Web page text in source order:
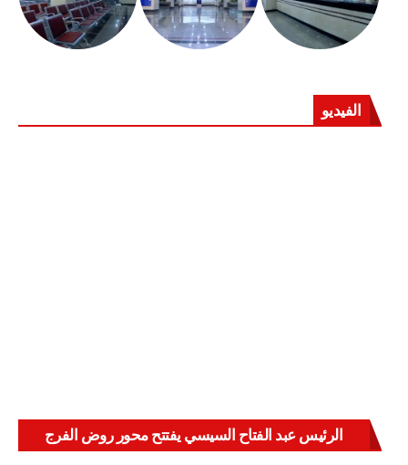
الفيديو
الرئيس عبد الفتاح السيسي يفتتح محور روض الفرج